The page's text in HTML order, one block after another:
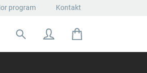
program Kontakt
Hľadať: